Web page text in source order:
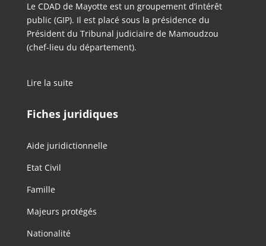
Le CDAD de Mayotte est un groupement d’intérêt
public (GIP). Il est placé sous la présidence du
Président du Tribunal judiciaire de Mamoudzou
(chef-lieu du département).
Lire la suite
Fiches juridiques
Aide juridictionnelle
Etat Civil
Famille
Majeurs protégés
Nationalité